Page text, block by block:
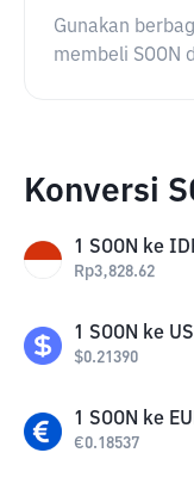
Gunakan
membeli SOON
Konversi
1 SOON ke
Rp3,828.62
1 SOON ke
$0.21390
1 SOON ke
€0.18537